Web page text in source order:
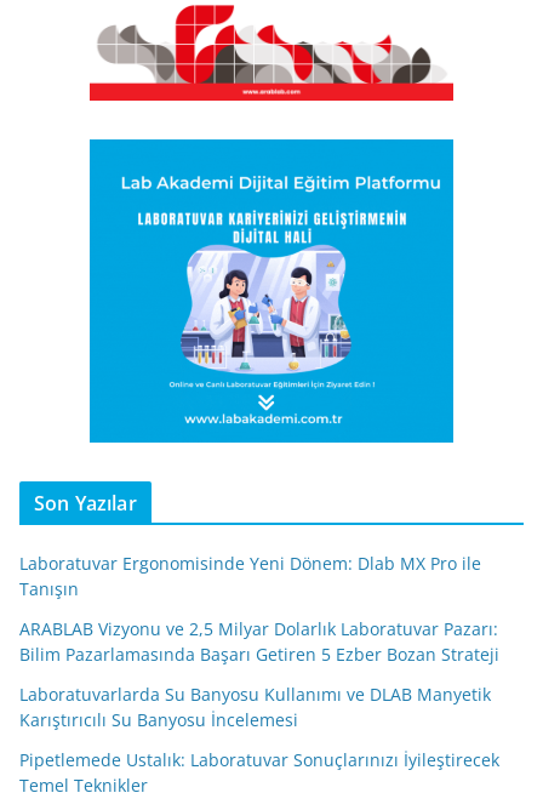
Son Yazılar
Laboratuvar Ergonomisinde Yeni Dönem: Dlab MX Pro ile
Tanışın
ARABLAB Vizyonu ve 2,5 Milyar Dolarlık Laboratuvar Pazarı:
Bilim Pazarlamasında Başarı Getiren 5 Ezber Bozan Strateji
Laboratuvarlarda Su Banyosu Kullanımı ve DLAB Manyetik
Karıştırıcılı Su Banyosu İncelemesi
Pipetlemede Ustalık: Laboratuvar Sonuçlarınızı İyileştirecek
Temel Teknikler